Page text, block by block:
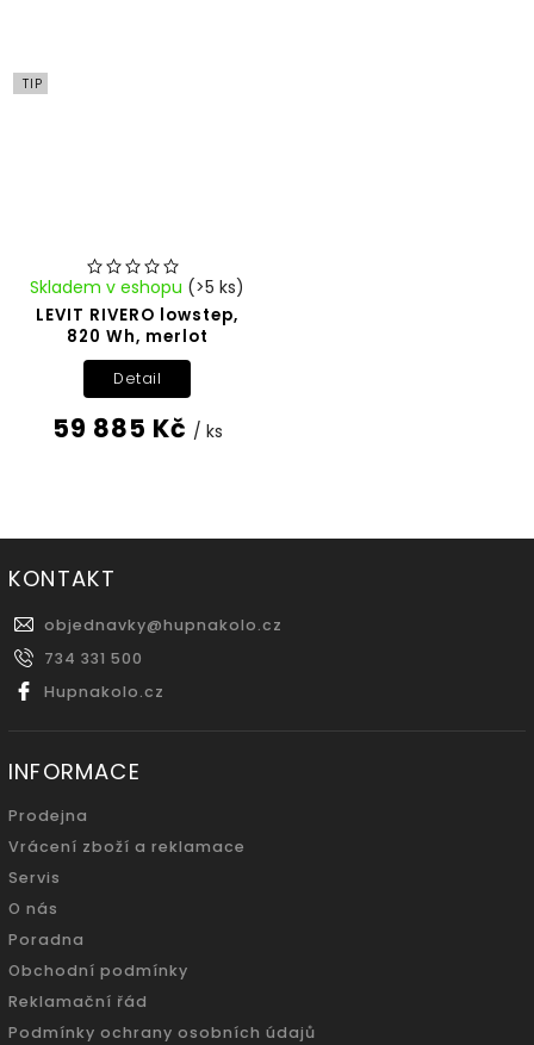
TIP
LEVIT RIVERO lowstep,
820 Wh, merlot
Skladem v eshopu (>5 ks)
59 885 Kč / ks
Detail
KONTAKT
objednavky@hupnakolo.cz
734 331 500
Hupnakolo.cz
INFORMACE
Prodejna
Vrácení zboží a reklamace
Servis
O nás
Poradna
Obchodní podmínky
Reklamační řád
Podmínky ochrany osobních údajů